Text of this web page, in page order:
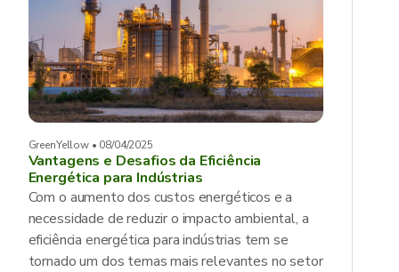
GreenYellow • 08/04/2025
Vantagens e Desafios da Eficiência
Energética para Indústrias
Com o aumento dos custos energéticos e a
necessidade de reduzir o impacto ambiental, a
eficiência energética para indústrias tem se
tornado um dos temas mais relevantes no setor